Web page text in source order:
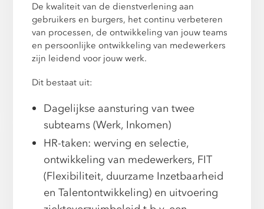
De kwaliteit van de dienstverlening aan
gebruikers en burgers, het continu verbeteren
van processen, de ontwikkeling van jouw teams
en persoonlijke ontwikkeling van medewerkers
zijn leidend voor jouw werk.
Dit bestaat uit:
Dagelijkse aansturing van twee
subteams (Werk, Inkomen)
HR-taken: werving en selectie,
ontwikkeling van medewerkers, FIT
(Flexibiliteit, duurzame Inzetbaarheid
en Talentontwikkeling) en uitvoering